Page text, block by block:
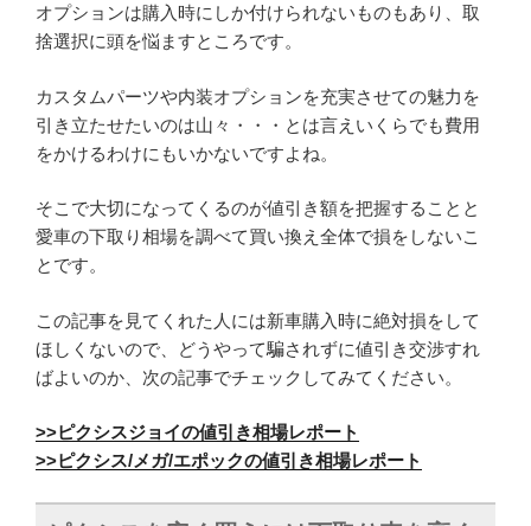
オプションは購入時にしか付けられないものもあり、取
捨選択に頭を悩ますところです。
カスタムパーツや内装オプションを充実させての魅力を
引き立たせたいのは山々・・・とは言えいくらでも費用
をかけるわけにもいかないですよね。
そこで大切になってくるのが値引き額を把握することと
愛車の下取り相場を調べて買い換え全体で損をしないこ
とです。
この記事を見てくれた人には新車購入時に絶対損をして
ほしくないので、どうやって騙されずに値引き交渉すれ
ばよいのか、次の記事でチェックしてみてください。
>>ピクシスジョイの値引き相場レポート
>>ピクシス/メガ/エポックの値引き相場レポート